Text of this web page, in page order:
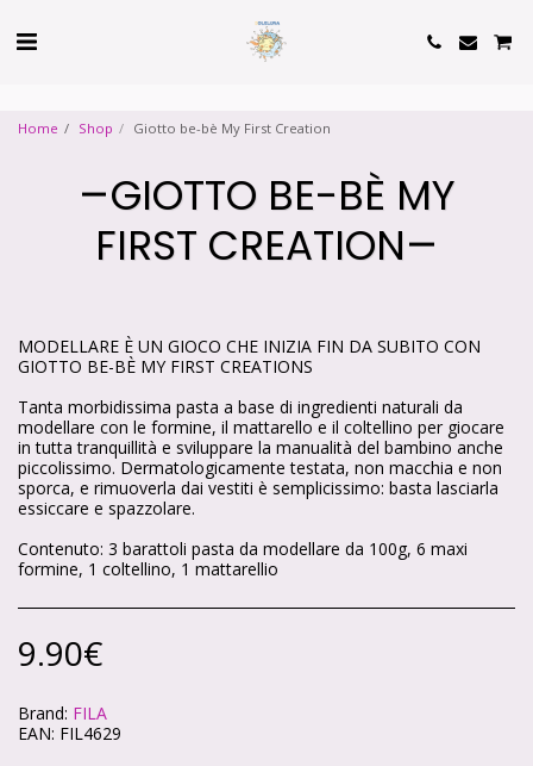
Home Shop Giotto be-bè My First Creation
GIOTTO BE-BÈ MY
FIRST CREATION
MODELLARE È UN GIOCO CHE INIZIA FIN DA SUBITO CON
GIOTTO BE-BÈ MY FIRST CREATIONS
Tanta morbidissima pasta a base di ingredienti naturali da
modellare con le formine, il mattarello e il coltellino per giocare
in tutta tranquillità e sviluppare la manualità del bambino anche
piccolissimo. Dermatologicamente testata, non macchia e non
sporca, e rimuoverla dai vestiti è semplicissimo: basta lasciarla
essiccare e spazzolare.
Contenuto: 3 barattoli pasta da modellare da 100g, 6 maxi
formine, 1 coltellino, 1 mattarellio
9.90€
Brand: FILA
EAN: FIL4629